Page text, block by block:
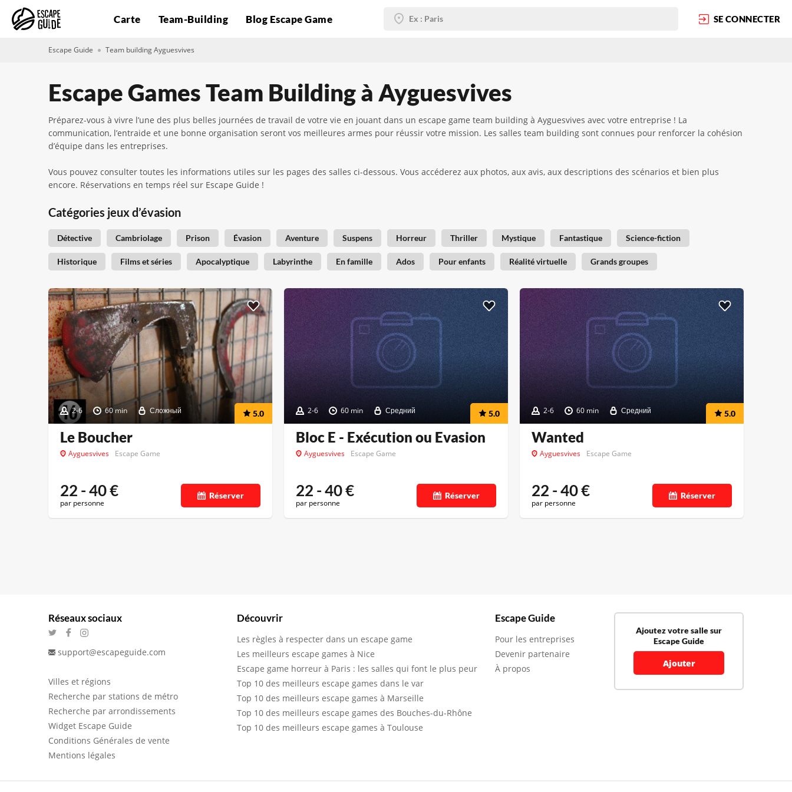
Carte Team-Building Blog Escape Game SE CONNECTER
Escape Guide Team building Ayguesvives
Escape Games Team Building à Ayguesvives
Préparez-vous à vivre l’une des plus belles journées de travail de votre vie en jouant dans un escape game team building à Ayguesvives avec votre entreprise ! La
communication, l’entraide et une bonne organisation seront vos meilleures armes pour réussir votre mission. Les salles team building sont connues pour renforcer la cohésion
d’équipe dans les entreprises.
Vous pouvez consulter toutes les informations utiles sur les pages des salles ci-dessous. Vous accéderez aux photos, aux avis, aux descriptions des scénarios et bien plus
encore. Réservations en temps réel sur Escape Guide !
Catégories jeux d’évasion
Détective Cambriolage Prison Évasion Aventure Suspens Horreur Thriller Mystique Fantastique Science-fiction
Historique Films et séries Apocalyptique Labyrinthe En famille Ados Pour enfants Réalité virtuelle Grands groupes
2-6 60 min Сложный 5.0
Le Boucher
Ayguesvives Escape Game
22 - 40€
par personne
Réserver
2-6 60 min Средний 5.0
Bloc E - Exécution ou Evasion
Ayguesvives Escape Game
22 - 40€
par personne
Réserver
2-6 60 min Средний 5.0
Wanted
Ayguesvives Escape Game
22 - 40€
par personne
Réserver
Réseaux sociaux
support@escapeguide.com
Villes et régions
Recherche par stations de métro
Recherche par arrondissements
Widget Escape Guide
Conditions Générales de vente
Mentions légales
Découvrir
Les règles à respecter dans un escape game
Les meilleurs escape games à Nice
Escape game horreur à Paris : les salles qui font le plus peur
Top 10 des meilleurs escape games dans le var
Top 10 des meilleurs escape games à Marseille
Top 10 des meilleurs escape games des Bouches-du-Rhône
Top 10 des meilleurs escape games à Toulouse
Escape Guide
Pour les entreprises
Devenir partenaire
À propos
Ajoutez votre salle sur
Escape Guide
Ajouter